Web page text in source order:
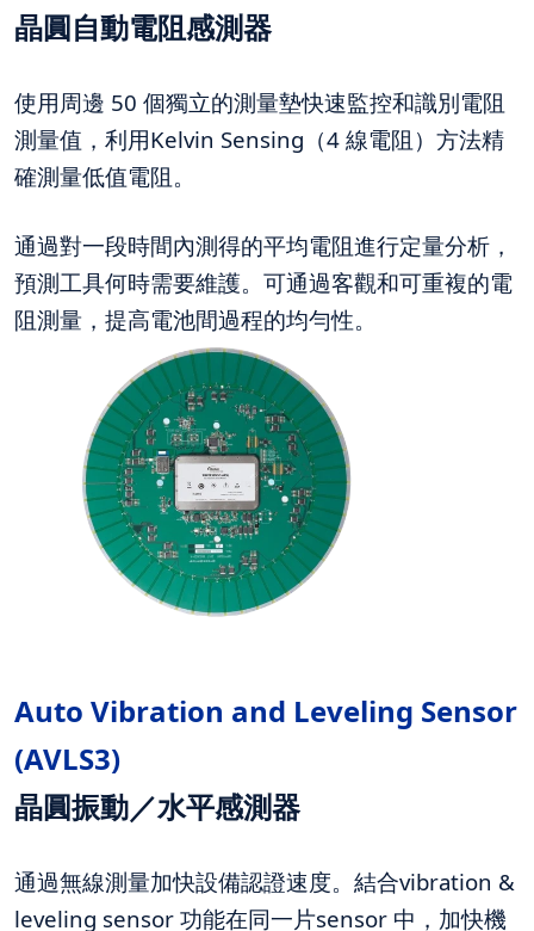
晶圓自動電阻感測器
使用周邊 50 個獨立的測量墊快速監控和識別電阻
測量值，利用Kelvin Sensing（4 線電阻）方法精
確測量低值電阻。
通過對一段時間內測得的平均電阻進行定量分析，
預測工具何時需要維護。可通過客觀和可重複的電
阻測量，提高電池間過程的均勻性。
Auto Vibration and Leveling Sensor
(AVLS3)
晶圓振動／水平感測器
通過無線測量加快設備認證速度。結合vibration &
leveling sensor 功能在同一片sensor 中，加快機